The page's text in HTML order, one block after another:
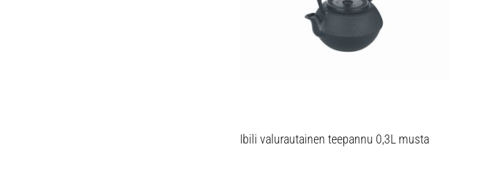
Ibili valurautainen teepannu 0,3L musta